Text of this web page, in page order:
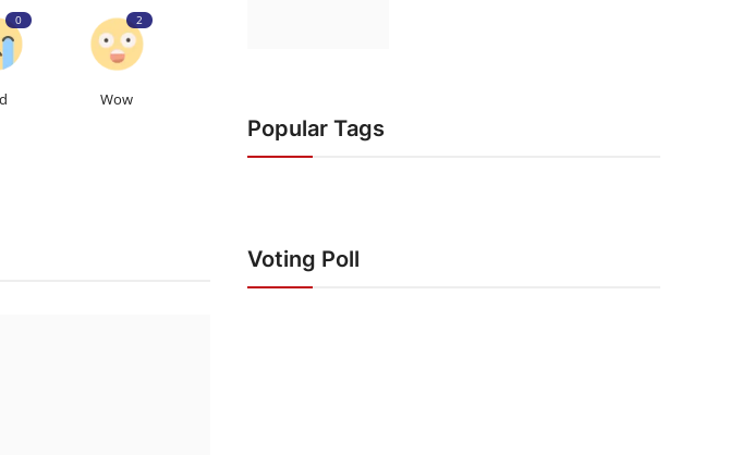
0 2
Wow
Popular Tags
Voting Poll